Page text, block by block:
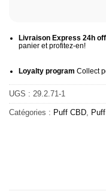
Livraison Express 24h
panier et profitez-en!
Loyalty program Collect
UGS : 29.2.71-1
Catégories : Puff CBD,